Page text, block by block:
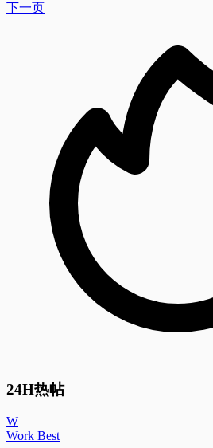
下一页
24H热帖
W
Work Best